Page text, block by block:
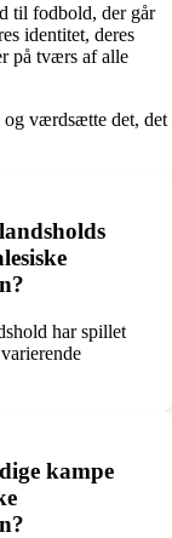
til fodbold, der går
identitet, deres
på tværs af alle
og værdsætte det, det
har spillet
kampe